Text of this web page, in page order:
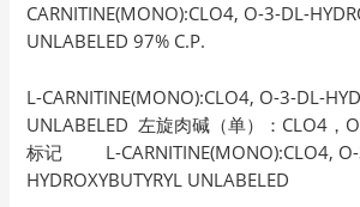
CARNITINE(MONO):CLO4, O-3-DL-
UNLABELED 97% C.P.
L-CARNITINE(MONO):CLO4, O-3-DL-
UNLABELED 左旋肉碱（单）：CLO4，
标记 L-CARNITINE(MONO):CLO4,
HYDROXYBUTYRYL UNLABELED